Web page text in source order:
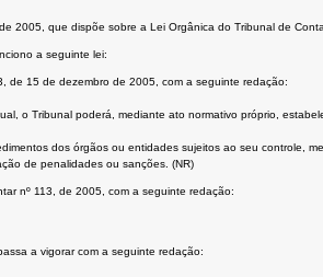
2005, que dispõe sobre a Lei Orgânica do Tribunal de
a seguinte lei:
de 15 de dezembro de 2005, com a seguinte redação:
o Tribunal poderá, mediante ato normativo próprio,
dos órgãos ou entidades sujeitos ao seu controle,
de penalidades ou sanções. (NR)
nº 113, de 2005, com a seguinte redação:
a vigorar com a seguinte redação: